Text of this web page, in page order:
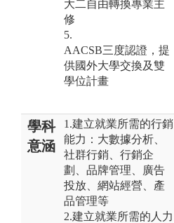
大二自由轉換專業主
修
5.
AACSB三度認證，提
供國外大學交換及雙
學位計畫
學科
意涵
1.建立就業所需的行銷
能力：大數據分析、
社群行銷、行銷企
劃、品牌管理、廣告
投放、網站經營、產
品管理等
2.建立就業所需的人力